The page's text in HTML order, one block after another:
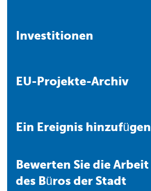
Investitionen
EU-Projekte-Archiv
Ein Ereignis hinzufügen
Bewerten Sie die Arbeit
des Büros der Stadt